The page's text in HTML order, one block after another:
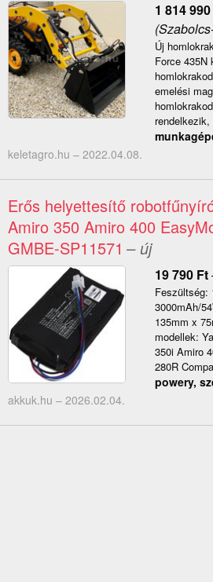
1 814 990
Új
Force 435N
emelési
keletagro.hu – 2022.04.08.
Erős helyettesítő
Amiro 350 Amiro 400
GMBE-SP11571 – új
19 790 Ft
Feszültség:
3000mAh/
135mm x
modellek:
350i Amiro
280R
powery,
akkuk.hu – 2026.02.04.